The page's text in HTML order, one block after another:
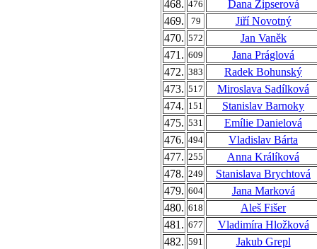
468. 476
Dana Zipserová
469.
79
Jiří Novotný
470. 572
Jan Vaněk
471. 609
Jana Práglová
472. 383
Radek Bohunský
473. 517
Miroslava Sadílková
474. 151
Stanislav Barnoky
475. 531
Emílie Danielová
476. 494
Vladislav Bárta
477. 255
Anna Králíková
478. 249
Stanislava Brychtová
479. 604
Jana Marková
480. 618
Aleš Fišer
481. 677
Vladimíra Hložková
482. 591
Jakub Grepl